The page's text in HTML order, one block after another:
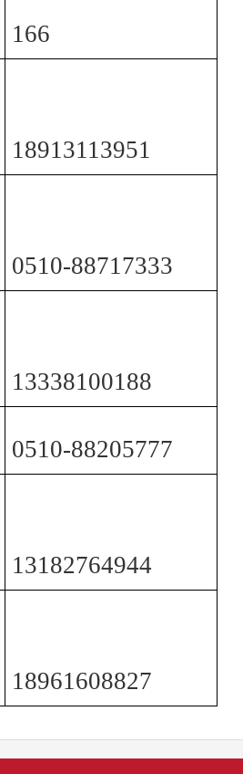
166
18913113951
0510-88717333
13338100188
0510-88205777
13182764944
18961608827